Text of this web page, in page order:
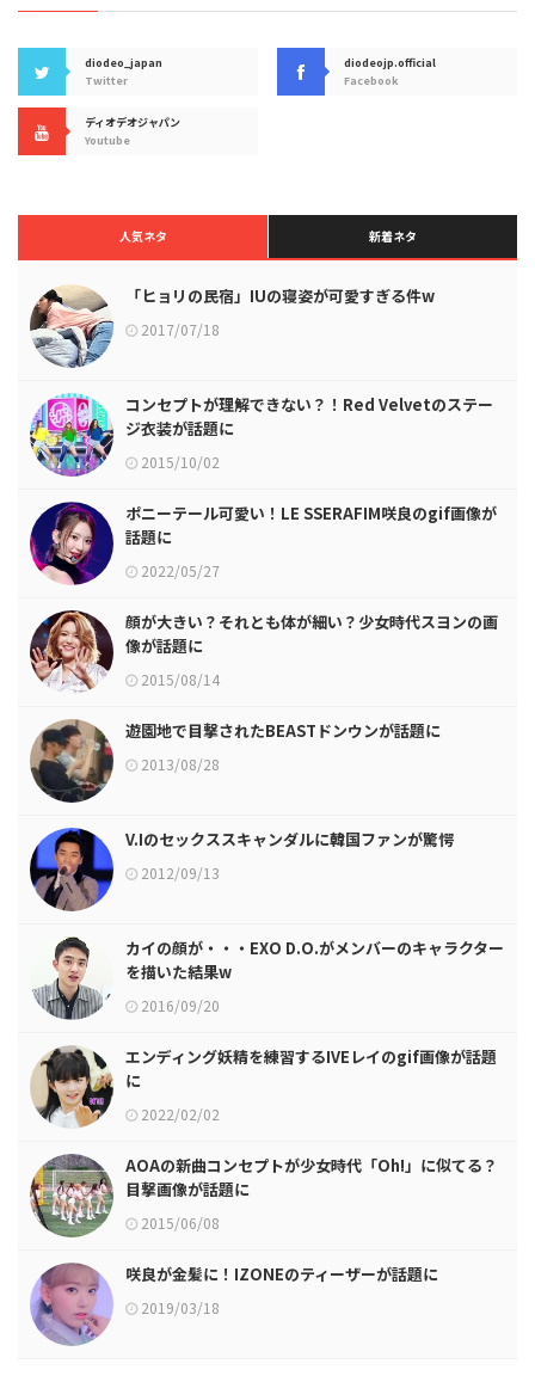
diodeo_japan
Twitter
diodeojp.official
Facebook
ディオデオジャパン
Youtube
人気ネタ 新着ネタ
「ヒョリの民宿」IUの寝姿が可愛すぎる件w
2017/07/18
コンセプトが理解できない？！Red Velvetのステー
ジ衣装が話題に
2015/10/02
ポニーテール可愛い！LE SSERAFIM咲良のgif画像が
話題に
2022/05/27
顔が大きい？それとも体が細い？少女時代スヨンの画
像が話題に
2015/08/14
遊園地で目撃されたBEASTドンウンが話題に
2013/08/28
V.Iのセックススキャンダルに韓国ファンが驚愕
2012/09/13
カイの顔が・・・EXO D.O.がメンバーのキャラクター
を描いた結果w
2016/09/20
エンディング妖精を練習するIVEレイのgif画像が話題
に
2022/02/02
AOAの新曲コンセプトが少女時代「Oh!」に似てる？
目撃画像が話題に
2015/06/08
咲良が金髪に！IZONEのティーザーが話題に
2019/03/18